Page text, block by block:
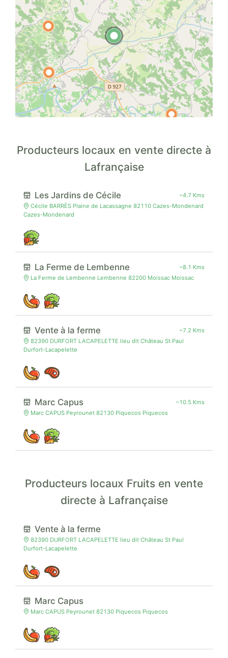
Producteurs locaux en vente directe à
Lafrançaise
Les Jardins de Cécile
~4.7 Kms
Cécile BARRÈS Plaine de Lacassagne 82110 Cazes-Mondenard
Cazes-Mondenard
La Ferme de Lembenne
~8.1 Kms
La Ferme de Lembenne Lembenne 82200 Moissac Moissac
Vente à la ferme
~7.2 Kms
82390 DURFORT LACAPELETTE lieu dit Château St Paul
Durfort-Lacapelette
Marc Capus
~10.5 Kms
Marc CAPUS Peyrounet 82130 Piquecos Piquecos
Producteurs locaux Fruits en vente
directe à Lafrançaise
Vente à la ferme
82390 DURFORT LACAPELETTE lieu dit Château St Paul
Durfort-Lacapelette
Marc Capus
Marc CAPUS Peyrounet 82130 Piquecos Piquecos